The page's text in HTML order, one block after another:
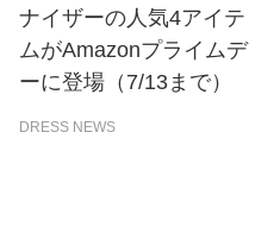
ナイザーの人気4アイテ
ムがAmazonプライムデ
ーに登場（7/13まで）
DRESS NEWS